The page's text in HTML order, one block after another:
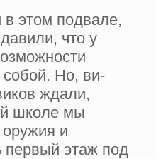
этом подвале,
что у
собой. Но, ви­
ждали,
школе мы
и
первый этаж под